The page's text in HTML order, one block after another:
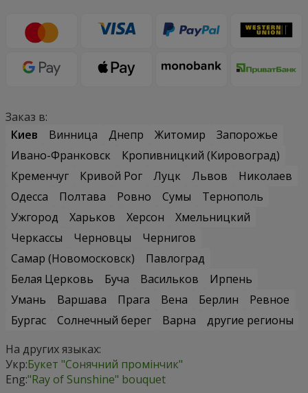
Заказ в:
Киев
Винница Днепр Житомир
Запорожье
Ивано-Франковск
Кропивницкий (Кировоград)
Кременчуг
Кривой Рог Луцк Львов
Николаев
Одесса
Полтава Ровно Сумы
Тернополь
Ужгород
Харьков Херсон
Хмельницкий
Черкассы
Черновцы
Чернигов
Самар (Новомосковск)
Павлоград
Белая Церковь
Буча Васильков
Ирпень
Умань
Варшава Прага Вена Берлин
Ревное
Бургас
Солнечный берег Варна
другие регионы
На других языках:
Укр:Букет "Сонячний промінчик"
Eng:"Ray of Sunshine" bouquet